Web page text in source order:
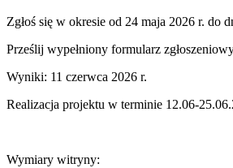
Zgłoś się w okresie od 24 maja 2026 r. do
Prześlij wypełniony formularz
Wyniki: 11 czerwca 2026 r.
Realizacja projektu w terminie 12.06-
Wymiary witryny: